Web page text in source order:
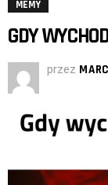
MEMY
GDY
przez